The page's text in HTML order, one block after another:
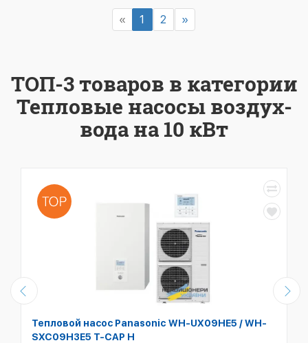
« 1 2 »
ТОП-3 товаров в категории
Тепловые насосы воздух-
вода на 10 кВт
Тепловой насос Panasonic WH-UX09HE5 / WH-
SXC09H3E5 T-CAP H